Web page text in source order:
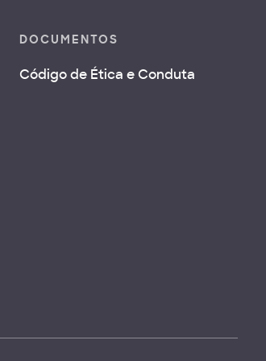
DOCUMENTOS
Código de Ética e Conduta